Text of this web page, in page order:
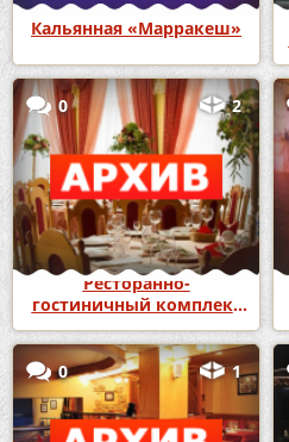
Кальянная «Марракеш»
0 2
Ресторанно-
гостиничный комплекс
«Версаль»
0 1